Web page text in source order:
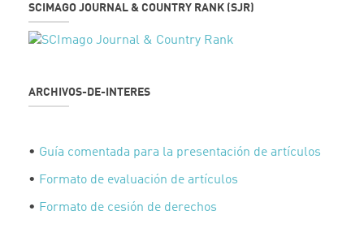
SCIMAGO JOURNAL & COUNTRY RANK (SJR)
ARCHIVOS-DE-INTERES
• Guía comentada para la presentación de artículos
• Formato de evaluación de artículos
• Formato de cesión de derechos